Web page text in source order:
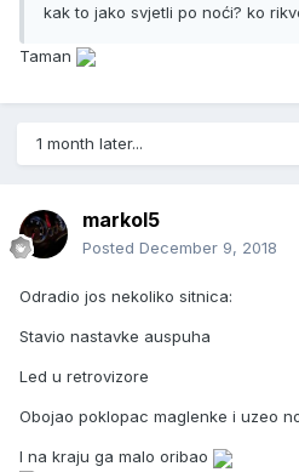
kak to jako svjetli po noći? ko
Taman
1 month later...
markol5
Posted December 9, 2018
Odradio jos nekoliko sitnica:
Stavio nastavke auspuha
Led u retrovizore
Obojao poklopac maglenke i uzeo
I na kraju ga malo oribao